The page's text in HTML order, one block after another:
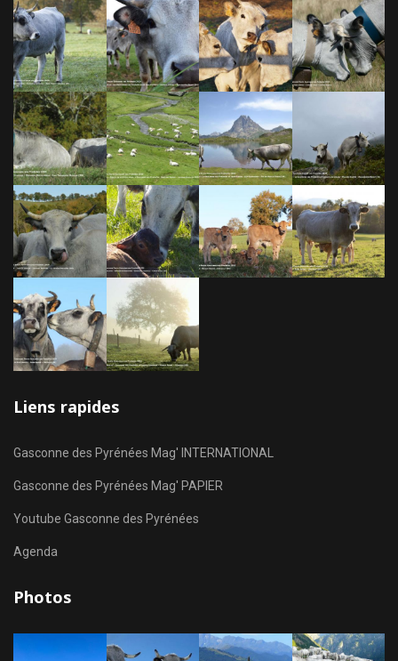
Liens rapides
Gasconne des Pyrénées Mag' INTERNATIONAL
Gasconne des Pyrénées Mag' PAPIER
Youtube Gasconne des Pyrénées
Agenda
Photos